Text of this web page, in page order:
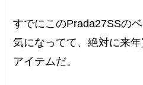
すでにこのPrada27SSの
気になってて、絶対に来
アイテムだ。